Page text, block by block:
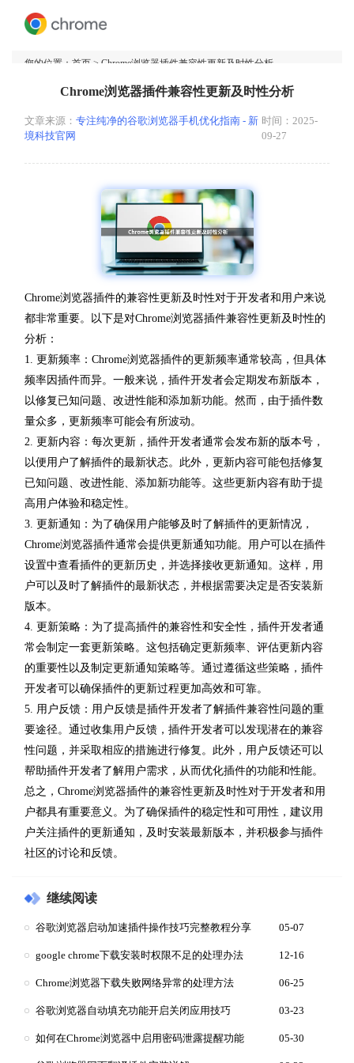
您的位置： 首页 > Chrome浏览器插件兼容性更新及时性分析
Chrome浏览器插件兼容性更新及时性分析
文章来源： 专注纯净的谷歌浏览器手机优化指南 - 新
境科技官网
时间：2025-
09-27
Chrome浏览器插件的兼容性更新及时性对于开发者和用户来说
都非常重要。以下是对Chrome浏览器插件兼容性更新及时性的
分析：
1. 更新频率：Chrome浏览器插件的更新频率通常较高，但具体
频率因插件而异。一般来说，插件开发者会定期发布新版本，
以修复已知问题、改进性能和添加新功能。然而，由于插件数
量众多，更新频率可能会有所波动。
2. 更新内容：每次更新，插件开发者通常会发布新的版本号，
以便用户了解插件的最新状态。此外，更新内容可能包括修复
已知问题、改进性能、添加新功能等。这些更新内容有助于提
高用户体验和稳定性。
3. 更新通知：为了确保用户能够及时了解插件的更新情况，
Chrome浏览器插件通常会提供更新通知功能。用户可以在插件
设置中查看插件的更新历史，并选择接收更新通知。这样，用
户可以及时了解插件的最新状态，并根据需要决定是否安装新
版本。
4. 更新策略：为了提高插件的兼容性和安全性，插件开发者通
常会制定一套更新策略。这包括确定更新频率、评估更新内容
的重要性以及制定更新通知策略等。通过遵循这些策略，插件
开发者可以确保插件的更新过程更加高效和可靠。
5. 用户反馈：用户反馈是插件开发者了解插件兼容性问题的重
要途径。通过收集用户反馈，插件开发者可以发现潜在的兼容
性问题，并采取相应的措施进行修复。此外，用户反馈还可以
帮助插件开发者了解用户需求，从而优化插件的功能和性能。
总之，Chrome浏览器插件的兼容性更新及时性对于开发者和用
户都具有重要意义。为了确保插件的稳定性和可用性，建议用
户关注插件的更新通知，及时安装最新版本，并积极参与插件
社区的讨论和反馈。
继续阅读
谷歌浏览器启动加速插件操作技巧完整教程分享 05-07
google chrome下载安装时权限不足的处理办法 12-16
Chrome浏览器下载失败网络异常的处理方法 06-25
谷歌浏览器自动填充功能开启关闭应用技巧 03-23
如何在Chrome浏览器中启用密码泄露提醒功能 05-30